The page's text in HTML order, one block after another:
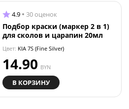
4.9 30 оценок
Подбор краски (маркер 2 в 1)
для сколов и царапин 20мл
Цвет: KIA 7S (Fine Silver)
14.90 BYN
В КОРЗИНУ